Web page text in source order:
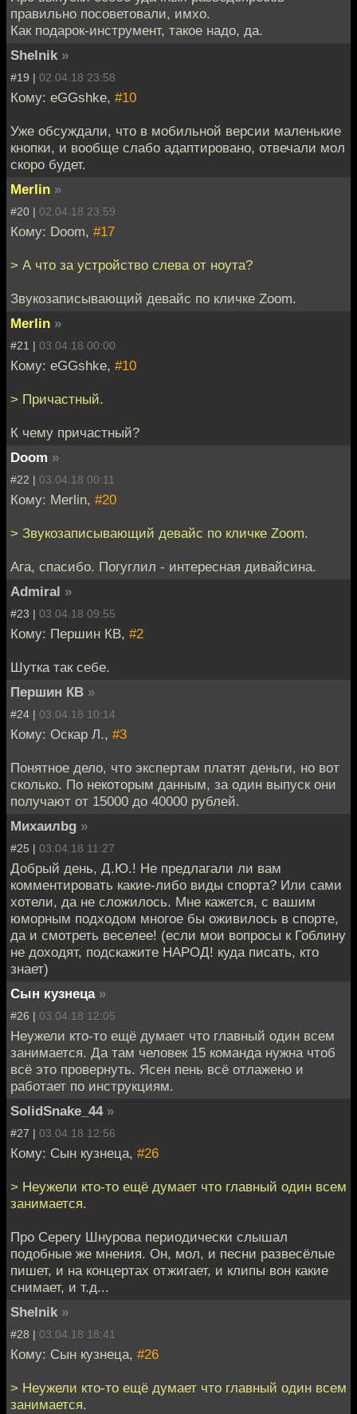
правильно посоветовали, имхо.
Как подарок-инструмент, такое надо, да.
Shelnik »
#19 | 02.04.18 23:58
Кому: eGGshke, #10
Уже обсуждали, что в мобильной версии маленькие
кнопки, и вообще слабо адаптировано, отвечали мол
скоро будет.
Merlin »
#20 | 02.04.18 23:59
Кому: Doom, #17
> А что за устройство слева от ноута?
Звукозаписывающий девайс по кличке Zoom.
Merlin »
#21 | 03.04.18 00:00
Кому: eGGshke, #10
> Причастный.
К чему причастный?
Doom »
#22 | 03.04.18 00:11
Кому: Merlin, #20
> Звукозаписывающий девайс по кличке Zoom.
Ага, спасибо. Погуглил - интересная дивайсина.
Admiral »
#23 | 03.04.18 09:55
Кому: Першин КВ, #2
Шутка так себе.
Першин КВ »
#24 | 03.04.18 10:14
Кому: Оскар Л., #3
Понятное дело, что экспертам платят деньги, но вот
сколько. По некоторым данным, за один выпуск они
получают от 15000 до 40000 рублей.
Михаилbg »
#25 | 03.04.18 11:27
Добрый день, Д.Ю.! Не предлагали ли вам
комментировать какие-либо виды спорта? Или сами
хотели, да не сложилось. Мне кажется, с вашим
юморным подходом многое бы оживилось в спорте,
да и смотреть веселее! (если мои вопросы к Гоблину
не доходят, подскажите НАРОД! куда писать, кто
знает)
Сын кузнеца »
#26 | 03.04.18 12:05
Неужели кто-то ещё думает что главный один всем
занимается. Да там человек 15 команда нужна чтоб
всё это провернуть. Ясен пень всё отлажено и
работает по инструкциям.
SolidSnake_44 »
#27 | 03.04.18 12:56
Кому: Сын кузнеца, #26
> Неужели кто-то ещё думает что главный один всем
занимается.
Про Серегу Шнурова периодически слышал
подобные же мнения. Он, мол, и песни развесёлые
пишет, и на концертах отжигает, и клипы вон какие
снимает, и т.д...
Shelnik »
#28 | 03.04.18 18:41
Кому: Сын кузнеца, #26
> Неужели кто-то ещё думает что главный один всем
занимается.